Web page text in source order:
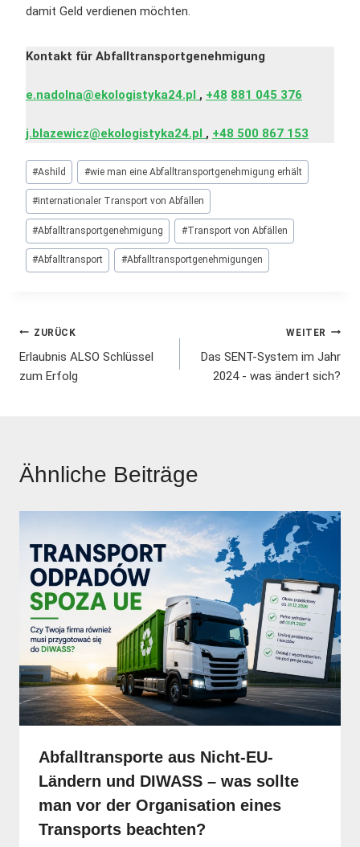
damit Geld verdienen möchten.
Kontakt für Abfalltransportgenehmigung
e.nadolna@ekologistyka24.pl , +48 881 045 376
j.blazewicz@ekologistyka24.pl , +48 500 867 153
Schlagworte:
#Ashild #wie man eine Abfalltransportgenehmigung erhält
#internationaler Transport von Abfällen
#Abfalltransportgenehmigung #Transport von Abfällen
#Abfalltransport #Abfalltransportgenehmigungen
Beitrags-
Navigation
ZURÜCK
Erlaubnis ALSO Schlüssel
zum Erfolg
WEITER
Das SENT-System im Jahr
2024 - was ändert sich?
Ähnliche Beiträge
Abfalltransporte aus Nicht-EU-
Ländern und DIWASS – was sollte
man vor der Organisation eines
Transports beachten?